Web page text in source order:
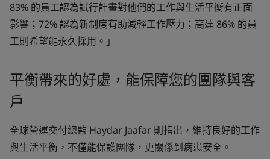
83% 的員工認為試行計畫對他們的工作與生活平衡有正面
影響；72% 認為新制度有助減輕工作壓力；高達 86% 的員
工則希望能永久採用。」
平衡帶來的好處，能保障您的團隊與客
戶
全球營運交付總監 Haydar Jaafar 則指出，維持良好的工作
與生活平衡，不僅能保護團隊，更關係到病患安全。